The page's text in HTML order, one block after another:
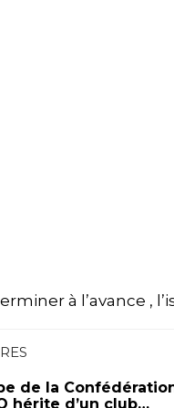
à l’avance ,
de la
hérite d’un club…